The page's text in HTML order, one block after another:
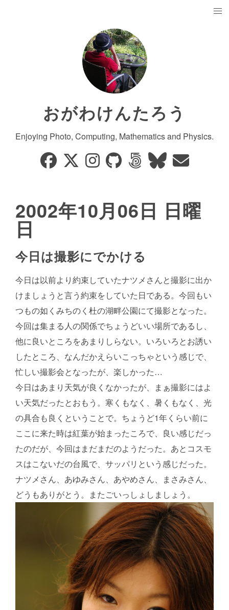
おがわけんたろう
Enjoying Photo, Computing, Mathematics and Physics.
2002年10月06日 日曜
日
今日は撮影にでかける
今日は以前より約束していたナツメさんと撮影に出か
けましょうと言う約束をしていた日である。今回もい
つもの如くみちのく杜の湖畔公園にて撮影となった。
今回は集まる人の関係でちょうどいい場所であるし、
他に良いところをあまりしらない。いろいろとお誘い
したところ、なんだかえらいこっちゃという感じで、
忙しい撮影会となったが、楽しかった…
今日はあまり天気が良くなかったが、まぁ撮影にはよ
い天気だったとおもう。寒くもなく、暑くもなく、光
の具合も良くということで。ちょうど1年くらい前に
ここに来た時は紅葉が始まったころで、良い感じだっ
たのだが、今回はまだまだのようだった。あとコスモ
スはこないだの台風で、サッパリという感じだった。
ナツメさん、あゆみさん、あやめさん、まさみさん、
どうもありがとう。またごいっしょしましょう。